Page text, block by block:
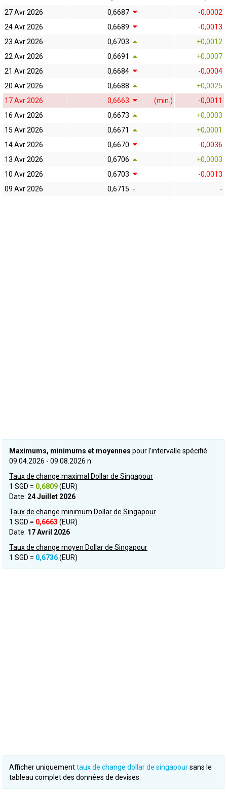
27 Avr 2026
0,6687
-0,0002
24 Avr 2026
0,6689
-0,0013
23 Avr 2026
0,6703
+0,0012
22 Avr 2026
0,6691
+0,0007
21 Avr 2026
0,6684
-0,0004
20 Avr 2026
0,6688
+0,0025
17 Avr 2026
0,6663 (min.)
-0,0011
16 Avr 2026
0,6673
+0,0003
15 Avr 2026
0,6671
+0,0001
14 Avr 2026
0,6670
-0,0036
13 Avr 2026
0,6706
+0,0003
10 Avr 2026
0,6703
-0,0013
09 Avr 2026
0,6715 - -
Maximums, minimums et moyennes pour l’intervalle spécifié
09.04.2026 - 09.08.2026 n
Taux de change maximal Dollar de Singapour
1 SGD = 0,6809(EUR)
Date: 24 Juillet 2026
Taux de change minimum Dollar de Singapour
1 SGD = 0,6663 (EUR)
Date: 17 Avril 2026
Taux de change moyen Dollar de Singapour
1 SGD = 0,6736(EUR)
Afficher uniquementtaux de change dollar de singapoursans le
tableau complet des données de devises.